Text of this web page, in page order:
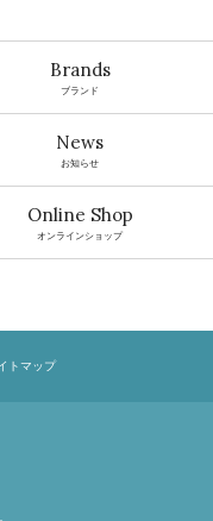
Brands
ブランド
News
お知らせ
Online Shop
オンラインショップ
トマップ